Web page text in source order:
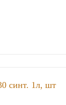
синт. 1л, шт